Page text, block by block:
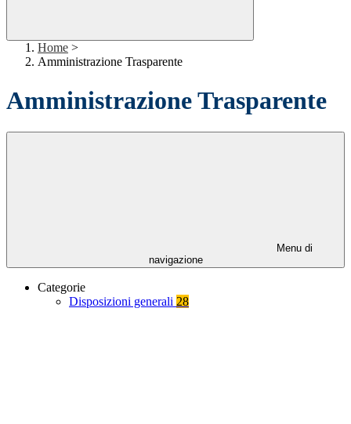
Home >
Amministrazione Trasparente
Amministrazione Trasparente
Menu di
navigazione
Categorie
Disposizioni generali 28